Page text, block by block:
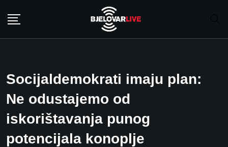
Socijaldemokrati imaju plan:
Ne odustajemo od
iskorištavanja punog
potencijala konoplje